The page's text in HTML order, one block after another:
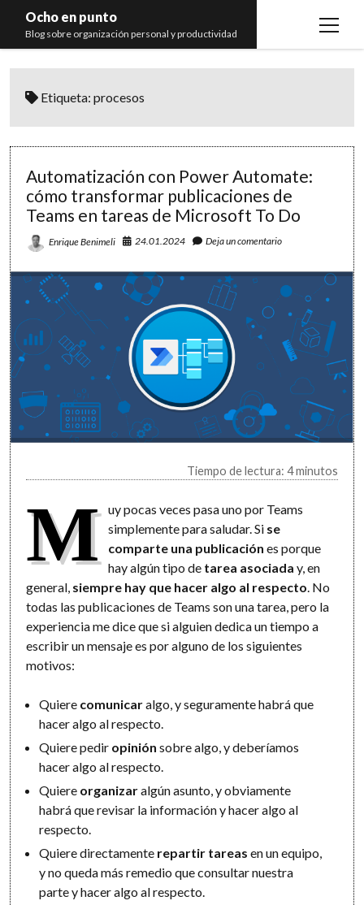
Ocho en punto
Blog sobre organización personal y productividad
open
Libros
Etiqueta:procesos
Automatización con Power Automate:
cómo transformar publicaciones de
Teams en tareas de Microsoft To Do
Enrique Benimeli 24.01.2024 Deja un comentario
Tiempo de lectura: 4 minutos
M uy pocas veces pasa uno por Teams
simplemente para saludar. Si se
comparte una publicación es porque
hay algún tipo de tarea asociada y, en
general, siempre hay que hacer algo al respecto . No
todas las publicaciones de Teams son una tarea, pero la
experiencia me dice que si alguien dedica un tiempo a
escribir un mensaje es por alguno de los siguientes
motivos:
Quiere comunicaralgo, y seguramente habrá que
hacer algo al respecto.
Quiere pedir opinión sobre algo, y deberíamos
hacer algo al respecto.
Quiere organizaralgún asunto, y obviamente
habrá que revisar la información y hacer algo al
respecto.
Quiere directamente repartir tareas en un equipo,
y no queda más remedio que consultar nuestra
parte y hacer algo al respecto.